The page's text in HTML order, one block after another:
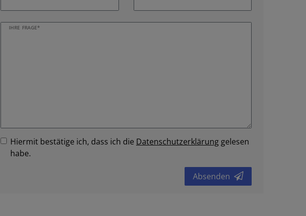
IHRE FRAGE*
Hiermit bestätige ich, dass ich die Daten­schutz­erklärung gelesen
habe.
Absenden